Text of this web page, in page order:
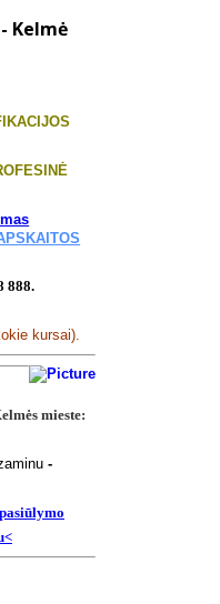
Kelmė
888.
kursai).
mieste:
u -